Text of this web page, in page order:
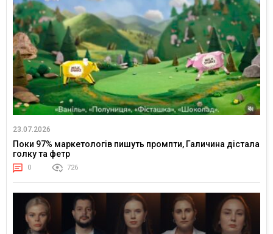
23.07.2026
Поки 97% маркетологів пишуть промпти, Галичина дістала
голку та фетр
0 726